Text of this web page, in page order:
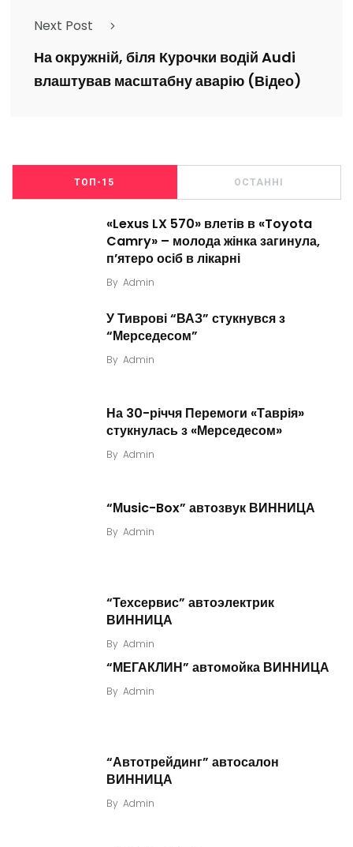
Next Post
На окружній, біля Курочки водій Audi
влаштував масштабну аварію (Відео)
ТОП-15 ОСТАННІ
«Lexus LX 570» влетів в «Toyota
Camry» – молода жінка загинула,
п’ятеро осіб в лікарні
By Admin
У Тиврові “ВАЗ” стукнувся з
“Мерседесом”
By Admin
На 30-річчя Перемоги «Таврія»
стукнулась з «Мерседесом»
By Admin
“Мusic-Box” автозвук ВИННИЦА
By Admin
“Техсервис” автоэлектрик
ВИННИЦА
By Admin
“МЕГАКЛИН” автомойка ВИННИЦА
By Admin
“Автотрейдинг” автосалон
ВИННИЦА
By Admin